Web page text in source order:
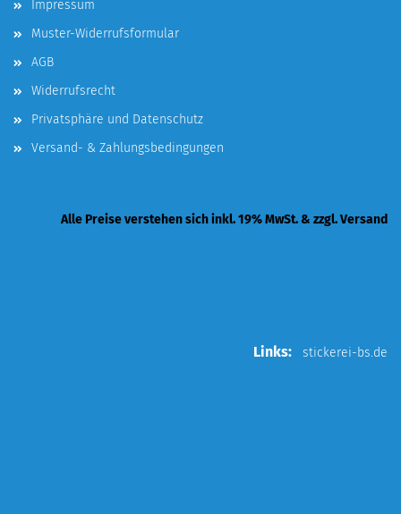
Impressum
Muster-Widerrufsformular
AGB
Widerrufsrecht
Privatsphäre und Datenschutz
Versand- & Zahlungsbedingungen
Alle Preise verstehen sich inkl. 19% MwSt. & zzgl. Versand
Links: stickerei-bs.de